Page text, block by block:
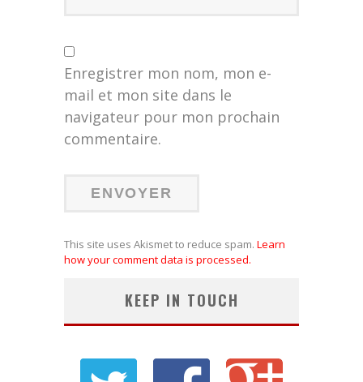
Enregistrer mon nom, mon e-
mail et mon site dans le
navigateur pour mon prochain
commentaire.
This site uses Akismet to reduce spam. Learn
how your comment data is processed.
KEEP IN TOUCH